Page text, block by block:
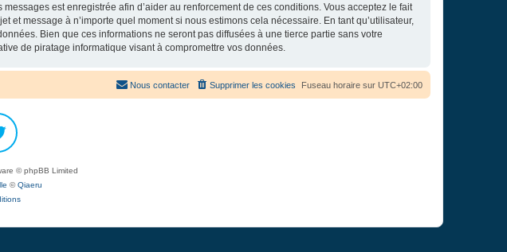
est enregistrée afin d’aider au renforcement de ces conditions. Vous acceptez le fait
message à n’importe quel moment si nous estimons cela nécessaire. En tant qu’utilisateur,
Bien que ces informations ne seront pas diffusées à une tierce partie sans votre
de piratage informatique visant à compromettre vos données.
Fuseau horaire sur UTC+02:00
Supprimer les cookies
Nous contacter
© phpBB Limited
©Qiaeru